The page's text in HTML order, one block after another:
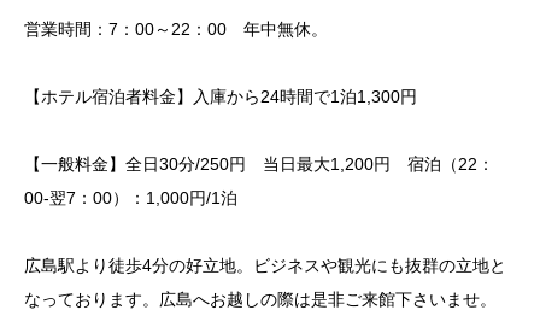
営業時間：7：00～22：00 年中無休。
【ホテル宿泊者料金】入庫から24時間で1泊1,300円
【一般料金】全日30分/250円 当日最大1,200円 宿泊（22：
00-翌7：00）：1,000円/1泊
広島駅より徒歩4分の好立地。ビジネスや観光にも抜群の立地と
なっております。広島へお越しの際は是非ご来館下さいませ。